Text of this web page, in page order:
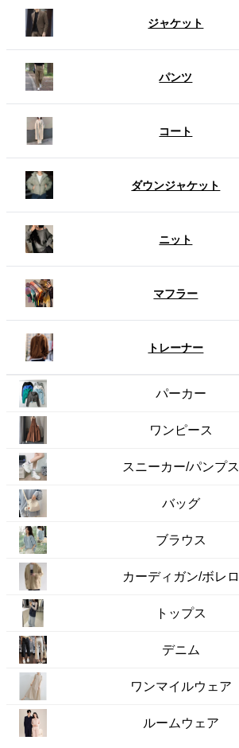
ジャケット
パンツ
コート
ダウンジャケット
ニット
マフラー
トレーナー
パーカー
ワンピース
スニーカー/パンプス
バッグ
ブラウス
カーディガン/ボレロ
トップス
デニム
ワンマイルウェア
ルームウェア